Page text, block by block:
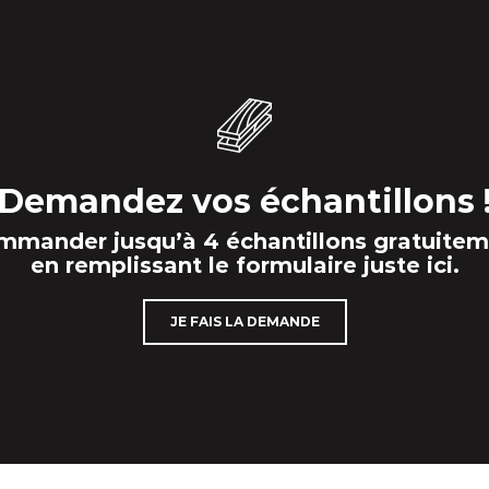
vos échantillons
jusqu’à 4 échantillons
en remplissant le formulaire juste ici.
JE FAIS LA DEMANDE